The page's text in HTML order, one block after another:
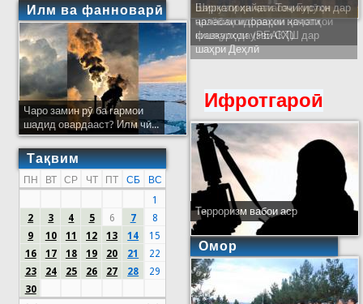
Илм ва фанноварӣ
Чаро замин рӯ ба гармои
шадид овардааст? Илм чӣ...
Тақвим
ПН ВТ СР ЧТ ПТ СБ
ВС
1
2
3 4 5 6 7
8
9
10 11 12 13 14
15
16
17 18 19 20 21
22
23
24 25 26 27 28
29
30
Ширкати ҳайати Тоҷикистон дар
ҷаласаи идораҳои наҷоти
кишварҳои узви СҲШ дар
шаҳри Деҳлӣ
Ифротгароӣ
Терроризм вабои аср
Омор